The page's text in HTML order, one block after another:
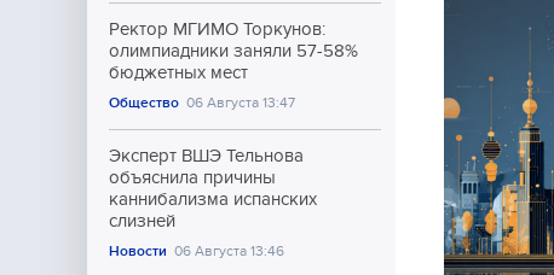
Ректор МГИМО Торкунов:
олимпиадники заняли 57-58%
бюджетных мест
Общество 06 Августа 13:47
Эксперт ВШЭ Тельнова
объяснила причины
каннибализма испанских
слизней
Новости 06 Августа 13:46